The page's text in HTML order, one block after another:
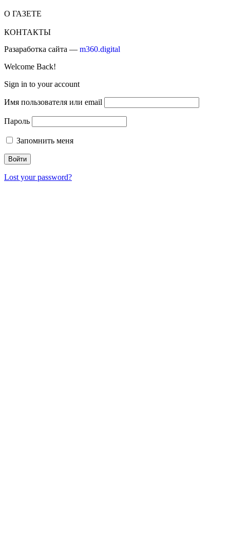
О ГАЗЕТЕ
КОНТАКТЫ
Разаработка сайта — m360.digital
Welcome Back!
Sign in to your account
Имя пользователя или email
Пароль
Запомнить меня
Lost your password?